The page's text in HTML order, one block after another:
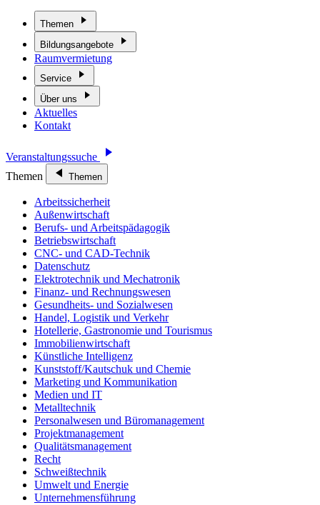
Themen
Bildungsangebote
Raumvermietung
Service
Über uns
Aktuelles
Kontakt
Veranstaltungssuche
Themen
Themen
Arbeitssicherheit
Außenwirtschaft
Berufs- und Arbeitspädagogik
Betriebswirtschaft
CNC- und CAD-Technik
Datenschutz
Elektrotechnik und Mechatronik
Finanz- und Rechnungswesen
Gesundheits- und Sozialwesen
Handel, Logistik und Verkehr
Hotellerie, Gastronomie und Tourismus
Immobilienwirtschaft
Künstliche Intelligenz
Kunststoff/Kautschuk und Chemie
Marketing und Kommunikation
Medien und IT
Metalltechnik
Personalwesen und Büromanagement
Projektmanagement
Qualitätsmanagement
Recht
Schweißtechnik
Umwelt und Energie
Unternehmensführung